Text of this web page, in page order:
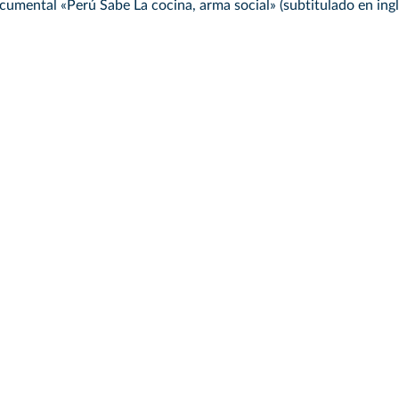
«Perú Sabe La cocina, arma social» (subtitulado en